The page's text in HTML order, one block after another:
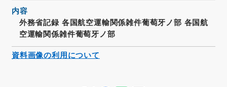
内容
外務省記録 各国航空運輸関係雑件葡萄牙ノ部 各国航
空運輸関係雑件葡萄牙ノ部
資料画像の利用について